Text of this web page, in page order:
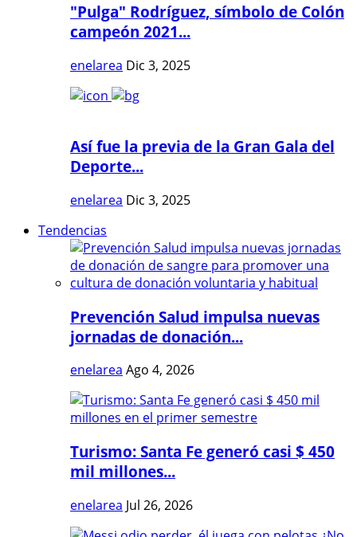
"Pulga" Rodríguez, símbolo de Colón
campeón 2021...
enelarea Dic 3, 2025
Así fue la previa de la Gran Gala del
Deporte...
enelarea Dic 3, 2025
Tendencias
Prevención Salud impulsa nuevas
jornadas de donación...
enelarea Ago 4, 2026
Turismo: Santa Fe generó casi $ 450
mil millones...
enelarea Jul 26, 2026